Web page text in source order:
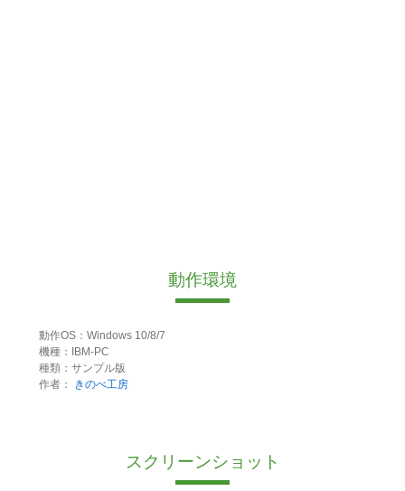
動作環境
動作OS：Windows 10/8/7
機種：IBM-PC
種類：サンプル版
作者：
きのべ工房
スクリーンショット